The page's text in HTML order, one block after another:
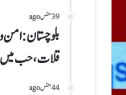
39 منٹس ago
بلوچستان:امن
قلات، حب میں
44 منٹس ago